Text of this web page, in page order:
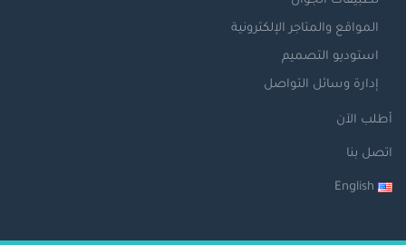
المواقع والمتاجر الإلكترونية
استوديو التصميم
إدارة وسائل التواصل
أطلب الآن
اتصل بنا
English